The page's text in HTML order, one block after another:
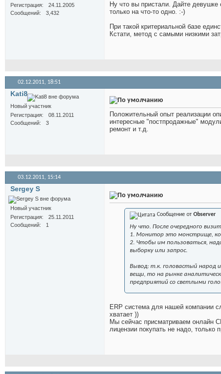
Регистрация
24.11.2005
Сообщений
3,432
Ну что вы пристали. Дайте девушке
только на что-то одно. :-)
При такой критериальной базе
Кстати, метод с самыми низкими
02.12.2011, 18:51
Kati8
Новый участник
Регистрация
08.11.2011
Сообщений
3
Положительный опыт реализации
интересные "постпродажные"
ремонт и т.д.
03.12.2011, 15:14
Sergey S
Новый участник
Регистрация
25.11.2011
Сообщений
1
Сообщение от Observer
Ну что. После очередного
1. Монитор это монстрище,
2. Чтобы им пользоваться,
выборку или запрос.
Вывод: т.к. головастый народ
вещи, то на рынке
предприятий со светлыми
ERP система для нашей компании
хватает ))
Мы сейчас присматриваем онлайн
лицензии покупать не надо, только